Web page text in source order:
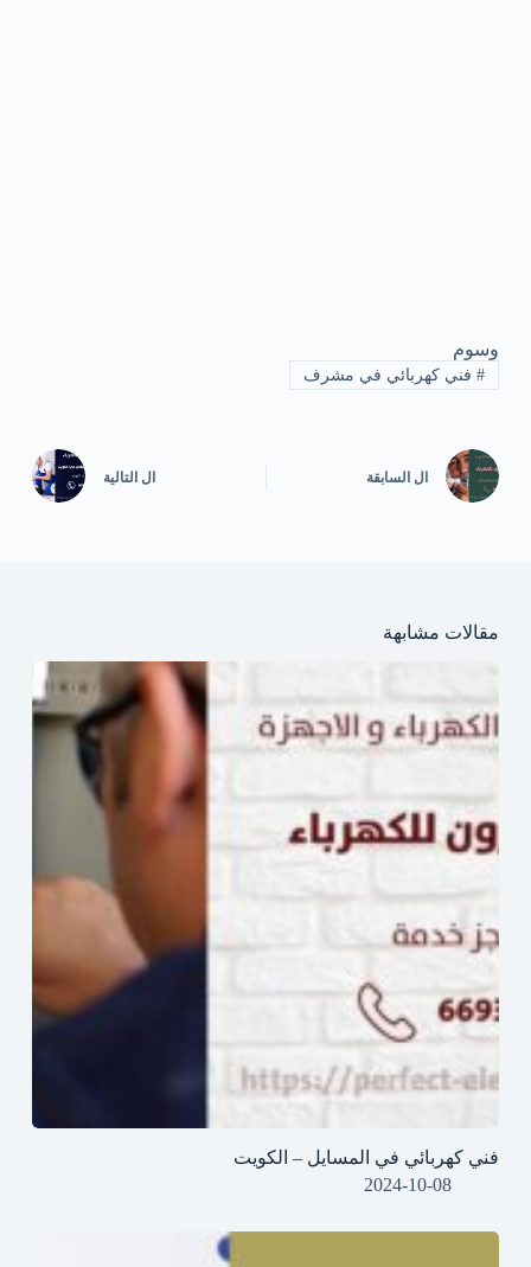
وسوم
#فني كهربائي في مشرف
ال السابقة ال التالية
مقالات مشابهة
فني كهربائي في المسايل – الكويت
2024-10-08